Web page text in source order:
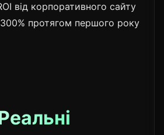
від корпоративного сайту
протягом першого року